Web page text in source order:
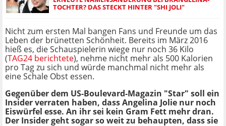
TOCHTER? DAS STECKT HINTER "SHI JOLI"
Nicht zum ersten Mal bangen Fans und Freunde um das
Leben der brünetten Schönheit. Bereits im März 2016
hieß es, die Schauspielerin wiege nur noch 36 Kilo
(TAG24 berichtete), nehme nicht mehr als 500 Kalorien
pro Tag zu sich und würde manchmal nicht mehr als
eine Schale Obst essen.
Gegenüber dem US-Boulevard-Magazin "Star" soll ein
Insider verraten haben, dass Angelina Jolie nur noch
Eiswürfel esse. An ihr sei kein Gram Fett mehr dran.
Der Insider geht sogar so weit zu behaupten, dass sie